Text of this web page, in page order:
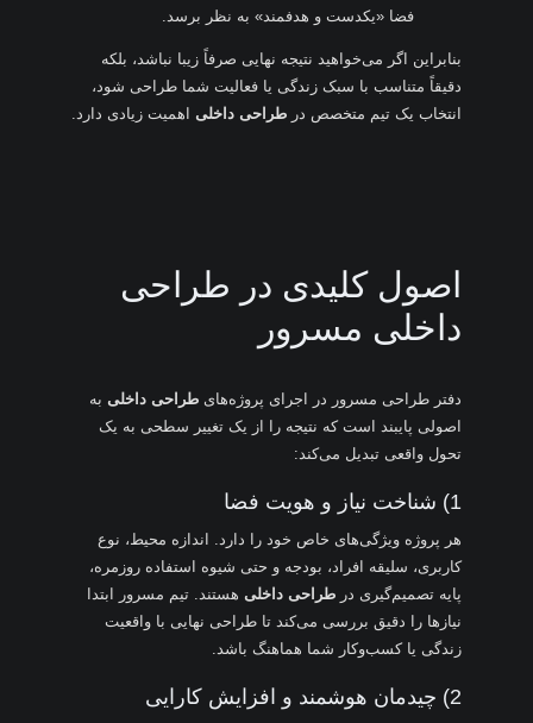
فضا «یکدست و هدفمند» به نظر برسد.
بنابراین اگر می‌خواهید نتیجه نهایی صرفاً زیبا نباشد، بلکه
دقیقاً متناسب با سبک زندگی یا فعالیت شما طراحی شود،
انتخاب یک تیم متخصص در طراحی داخلی اهمیت زیادی دارد.
اصول کلیدی در طراحی
داخلی مسرور
دفتر طراحی مسرور در اجرای پروژه‌های طراحی داخلی به
اصولی پایبند است که نتیجه را از یک تغییر سطحی به یک
تحول واقعی تبدیل می‌کند:
1) شناخت نیاز و هویت فضا
هر پروژه ویژگی‌های خاص خود را دارد. اندازه محیط، نوع
کاربری، سلیقه افراد، بودجه و حتی شیوه استفاده روزمره،
پایه تصمیم‌گیری در طراحی داخلی هستند. تیم مسرور ابتدا
نیازها را دقیق بررسی می‌کند تا طراحی نهایی با واقعیت
زندگی یا کسب‌وکار شما هماهنگ باشد.
2) چیدمان هوشمند و افزایش کارایی